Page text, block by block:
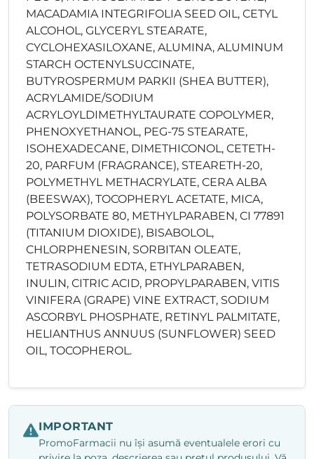
MACADAMIA INTEGRIFOLIA SEED OIL, CETYL
ALCOHOL, GLYCERYL STEARATE,
CYCLOHEXASILOXANE, ALUMINA, ALUMINUM
STARCH OCTENYLSUCCINATE,
BUTYROSPERMUM PARKII (SHEA BUTTER),
ACRYLAMIDE/SODIUM
ACRYLOYLDIMETHYLTAURATE COPOLYMER,
PHENOXYETHANOL, PEG-75 STEARATE,
ISOHEXADECANE, DIMETHICONOL, CETETH-
20, PARFUM (FRAGRANCE), STEARETH-20,
POLYMETHYL METHACRYLATE, CERA ALBA
(BEESWAX), TOCOPHERYL ACETATE, MICA,
POLYSORBATE 80, METHYLPARABEN, CI 77891
(TITANIUM DIOXIDE), BISABOLOL,
CHLORPHENESIN, SORBITAN OLEATE,
TETRASODIUM EDTA, ETHYLPARABEN,
INULIN, CITRIC ACID, PROPYLPARABEN, VITIS
VINIFERA (GRAPE) VINE EXTRACT, SODIUM
ASCORBYL PHOSPHATE, RETINYL PALMITATE,
HELIANTHUS ANNUUS (SUNFLOWER) SEED
OIL, TOCOPHEROL.
IMPORTANT
PromoFarmacii nu își asumă eventualele erori cu